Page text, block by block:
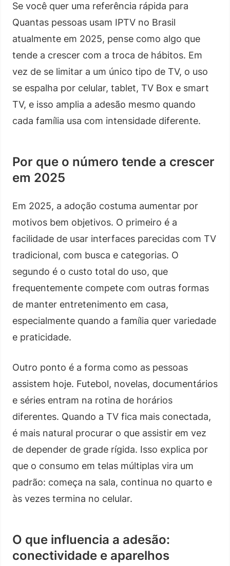
Se você quer uma referência rápida para
Quantas pessoas usam IPTV no Brasil
atualmente em 2025, pense como algo que
tende a crescer com a troca de hábitos. Em
vez de se limitar a um único tipo de TV, o uso
se espalha por celular, tablet, TV Box e smart
TV, e isso amplia a adesão mesmo quando
cada família usa com intensidade diferente.
Por que o número tende a crescer
em 2025
Em 2025, a adoção costuma aumentar por
motivos bem objetivos. O primeiro é a
facilidade de usar interfaces parecidas com TV
tradicional, com busca e categorias. O
segundo é o custo total do uso, que
frequentemente compete com outras formas
de manter entretenimento em casa,
especialmente quando a família quer variedade
e praticidade.
Outro ponto é a forma como as pessoas
assistem hoje. Futebol, novelas, documentários
e séries entram na rotina de horários
diferentes. Quando a TV fica mais conectada,
é mais natural procurar o que assistir em vez
de depender de grade rígida. Isso explica por
que o consumo em telas múltiplas vira um
padrão: começa na sala, continua no quarto e
às vezes termina no celular.
O que influencia a adesão:
conectividade e aparelhos